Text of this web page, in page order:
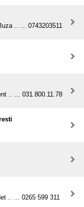
.. ... 0743203511
.. ... 031.800.11.78
.. ... 0265 599 311